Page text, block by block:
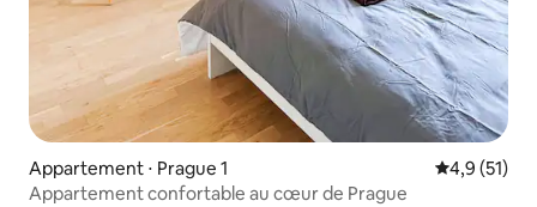
Appartement ⋅ Prague 1 Évaluation
4,9 (51)
Appartement confortable au cœur de Prague